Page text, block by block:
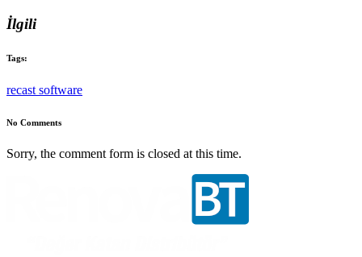
İlgili
Tags:
recast software
No Comments
Sorry, the comment form is closed at this time.